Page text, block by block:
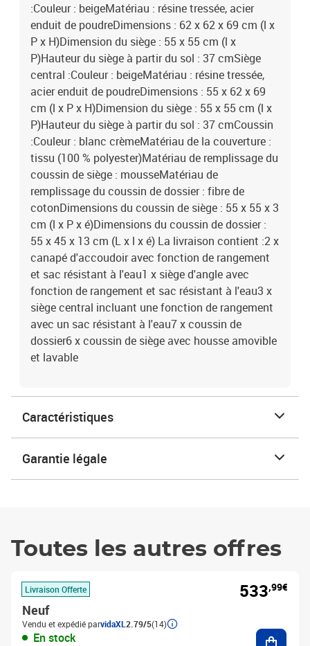
:Couleur : beigeMatériau : résine tressée, acier
enduit de poudreDimensions : 62 x 62 x 69 cm (l x
P x H)Dimension du siège : 55 x 55 cm (l x
P)Hauteur du siège à partir du sol : 37 cmSiège
central :Couleur : beigeMatériau : résine tressée,
acier enduit de poudreDimensions : 55 x 62 x 69
cm (l x P x H)Dimension du siège : 55 x 55 cm (l x
P)Hauteur du siège à partir du sol : 37 cmCoussin
:Couleur : blanc crèmeMatériau de la couverture :
tissu (100 % polyester)Matériau de remplissage du
coussin de siège : mousseMatériau de
remplissage du coussin de dossier : fibre de
cotonDimensions du coussin de siège : 55 x 55 x 3
cm (l x P x é)Dimensions du coussin de dossier :
55 x 45 x 13 cm (L x l x é) La livraison contient :2 x
canapé d'accoudoir avec fonction de rangement
et sac résistant à l'eau1 x siège d'angle avec
fonction de rangement et sac résistant à l'eau3 x
siège central incluant une fonction de rangement
avec un sac résistant à l'eau7 x coussin de
dossier6 x coussin de siège avec housse amovible
et lavable
Caractéristiques
Garantie légale
Toutes les autres offres
Livraison Offerte
Neuf
Vendu et expédié parvidaXL 2.79/5(14)
En stock
533,99€